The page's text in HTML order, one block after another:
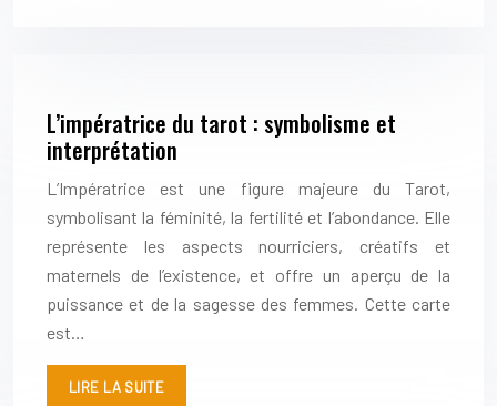
L’impératrice du tarot : symbolisme et
interprétation
L’Impératrice est une figure majeure du Tarot,
symbolisant la féminité, la fertilité et l’abondance. Elle
représente les aspects nourriciers, créatifs et
maternels de l’existence, et offre un aperçu de la
puissance et de la sagesse des femmes. Cette carte
est…
LIRE LA SUITE